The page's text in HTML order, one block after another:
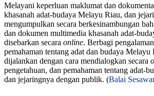
Melayani keperluan maklumat dan
khasanah adat-budaya Melayu Riau, dan
mengumpulkan secara berkesinambungan
dan dokumen multimedia khasanah adat-
disebarkan secara online. Berbagi
pemahaman tentang adat dan budaya
dijalankan dengan cara mendialogkan secara
pengetahuan, dan pemahaman tentang adat-
dan jejaringnya dengan publik. (Balai